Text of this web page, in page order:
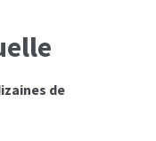
par les
par les
de